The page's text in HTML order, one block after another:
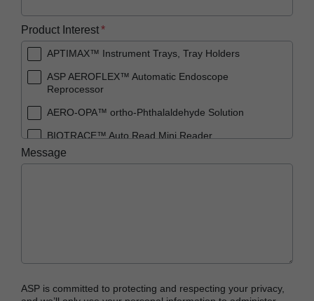
Product Interest
APTIMAX™ Instrument Trays, Tray Holders
ASP AEROFLEX™ Automatic Endoscope
Reprocessor
AERO-OPA™ ortho-Phthalaldehyde Solution
BIOTRACE™ Auto Read Mini Reader
BIOTRACE™ Auto Read Pro Reader
CIDEX™ Tray System
Message
ASP is committed to protecting and respecting your privacy,